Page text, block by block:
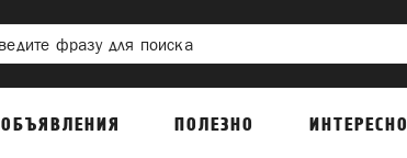
ОБЪЯВЛЕНИЯ ПОЛЕЗНО ИНТЕРЕСНО